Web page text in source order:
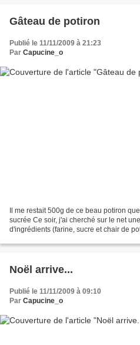
Gâteau de potiron
Publié le 11/11/2009 à 21:23
Par Capucine_o
Il me restait 500g de ce beau potiron
sucrée Ce soir, j'ai cherché sur le net
d'ingrédients (farine, sucre et chair de
Noël arrive...
Publié le 11/11/2009 à 09:10
Par Capucine_o